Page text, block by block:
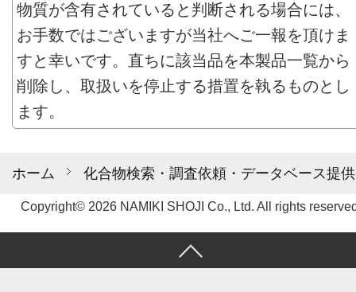
ホーム 化合物検索・調査依頼・データベース提供
物質が含有されていると判断される場合には、
お手数ではございますが当社へご一報を頂けま
すと幸いです。直ちに該当品を本製品一覧から
削除し、取扱いを停止する措置を執るものとし
ます。
Copyright© 2026 NAMIKI SHOJI Co., Ltd. All rights